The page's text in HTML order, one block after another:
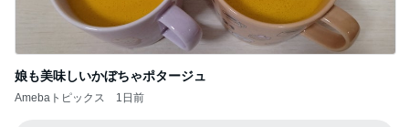
娘も美味しいかぼちゃポタージュ
Amebaトピックス 1日前